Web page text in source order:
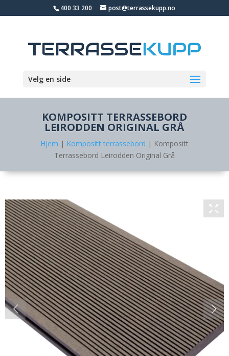
400 33 200 post@terrassekupp.no
Velg en side
KOMPOSITT TERRASSEBORD
LEIRODDEN ORIGINAL GRÅ
Hjem | Kompositt terrassebord | Kompositt
Terrassebord Leirodden Original Grå